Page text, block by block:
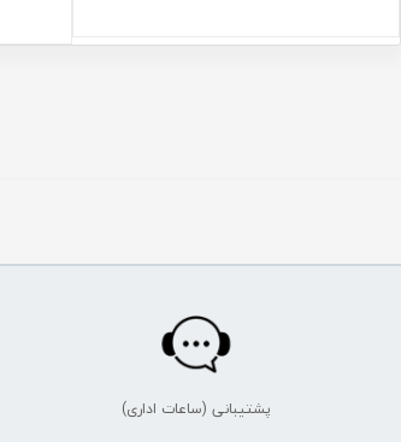
پشتیبانی (ساعات اداری)